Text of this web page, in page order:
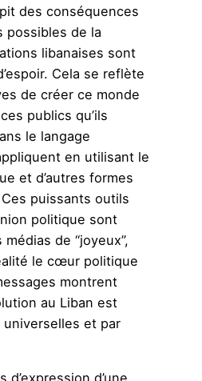
des conséquences
possibles de la
libanaises sont
Cela se reflète
de créer ce monde
publics qu’ils
le langage
en utilisant le
et d’autres formes
puissants outils
politique sont
de “joyeux”,
le cœur politique
montrent
au Liban est
et par